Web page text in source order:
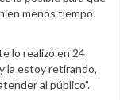
en menos tiempo
lo realizó en 24
la estoy retirando,
al público".